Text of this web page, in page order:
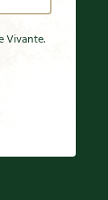
Vivante.